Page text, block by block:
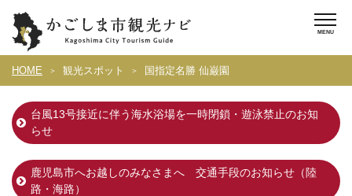
HOME 観光スポット 国指定名勝 仙巌園
台風13号接近に伴う海水浴場を一時閉鎖・遊泳禁止のお知
らせ
鹿児島市へお越しのみなさまへ 交通手段のお知らせ（陸
路・海路）